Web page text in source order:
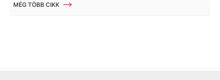
MÉG TÖBB CIKK